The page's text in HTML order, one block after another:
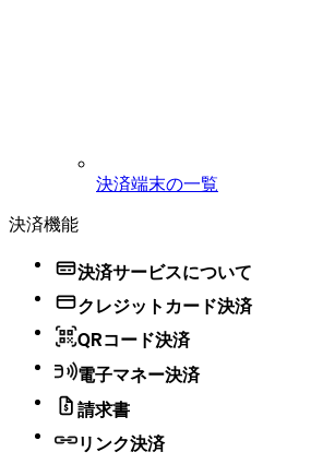
決済端末の一覧
決済機能
決済サービスについて
クレジットカード決済
QRコード決済
電子マネー決済
請求書
リンク決済